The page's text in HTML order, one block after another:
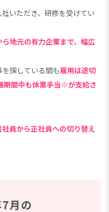
いただき、研修を受けてい
地元の有力企業まで、幅広
探している間も雇用は途切
期間中も休業手当※が支給さ
員から正社員への切り替え